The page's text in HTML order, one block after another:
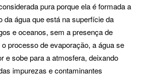
pura porque ela é formada a
da água que está na superfície da
e oceanos, sem a presença de
processo de evaporação, a água se
e sobe para a atmosfera, deixando
impurezas e contaminantes